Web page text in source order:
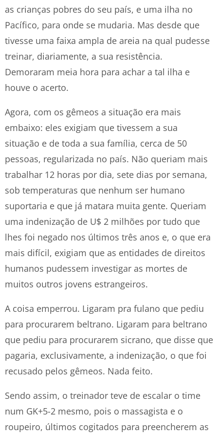
as crianças pobres do seu país, e uma ilha no
Pacífico, para onde se mudaria. Mas desde que
tivesse uma faixa ampla de areia na qual pudesse
treinar, diariamente, a sua resistência.
Demoraram meia hora para achar a tal ilha e
houve o acerto.
Agora, com os gêmeos a situação era mais
embaixo: eles exigiam que tivessem a sua
situação e de toda a sua família, cerca de 50
pessoas, regularizada no país. Não queriam mais
trabalhar 12 horas por dia, sete dias por semana,
sob temperaturas que nenhum ser humano
suportaria e que já matara muita gente. Queriam
uma indenização de U$ 2 milhões por tudo que
lhes foi negado nos últimos três anos e, o que era
mais difícil, exigiam que as entidades de direitos
humanos pudessem investigar as mortes de
muitos outros jovens estrangeiros.
A coisa emperrou. Ligaram pra fulano que pediu
para procurarem beltrano. Ligaram para beltrano
que pediu para procurarem sicrano, que disse que
pagaria, exclusivamente, a indenização, o que foi
recusado pelos gêmeos. Nada feito.
Sendo assim, o treinador teve de escalar o time
num GK+5-2 mesmo, pois o massagista e o
roupeiro, últimos cogitados para preencherem as